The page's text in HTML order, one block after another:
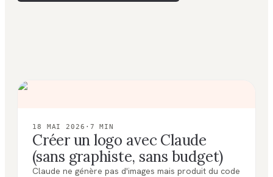
18 MAI 2026 · 7 MIN
Créer un logo avec Claude
(sans graphiste, sans budget)
Claude ne génère pas d'images mais produit du code